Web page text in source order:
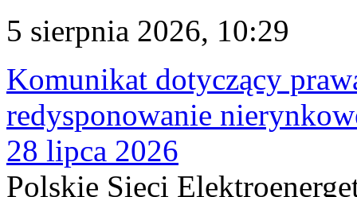
5 sierpnia 2026, 10:29
Komunikat dotyczący
redysponowanie
28 lipca 2026
Polskie Sieci